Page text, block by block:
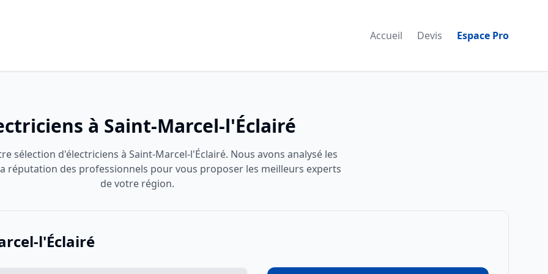
Accueil Devis Espace Pro
à Saint-Marcel-l'Éclairé
sélection d'électriciens à Saint-Marcel-l'Éclairé. Nous avons analysé les
réputation des professionnels pour vous proposer les meilleurs experts
de votre région.
l'Éclairé